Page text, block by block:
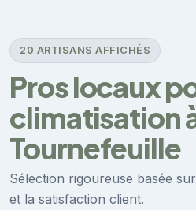
20 ARTISANS AFFICHÉS
Pros locaux
climatisation
Tournefeuille
Sélection rigoureuse basée
et la satisfaction client.